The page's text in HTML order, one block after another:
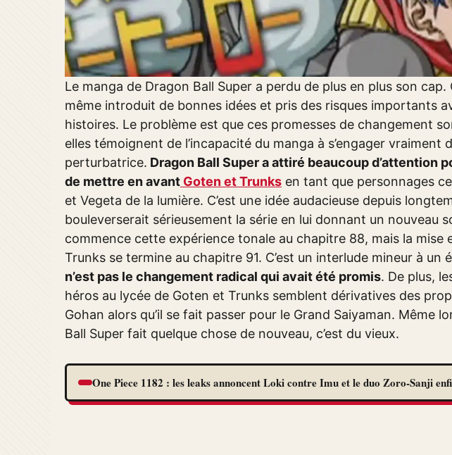
Le manga de Dragon Ball Super a perdu de plus en plus son
même introduit de bonnes idées et pris des risques importants
histoires. Le problème est que ces promesses de changement
elles témoignent de l’incapacité du manga à s’engager vraiment
perturbatrice. Dragon Ball Super a attiré beaucoup d’attention
de mettre en avant Goten et Trunks en tant que personnages
et Vegeta de la lumière. C’est une idée audacieuse depuis
bouleverserait sérieusement la série en lui donnant un nouveau
commence cette expérience tonale au chapitre 88, mais la mise
Trunks se termine au chapitre 91. C’est un interlude mineur à un
n’est pas le changement radical qui avait été promis. De plus,
héros au lycée de Goten et Trunks semblent dérivatives des
Gohan alors qu’il se fait passer pour le Grand Saiyaman. Même
Ball Super fait quelque chose de nouveau, c’est du vieux.
One Piece 1182 : les leaks annoncent Loki contre Imu et le duo Zoro-Sanji